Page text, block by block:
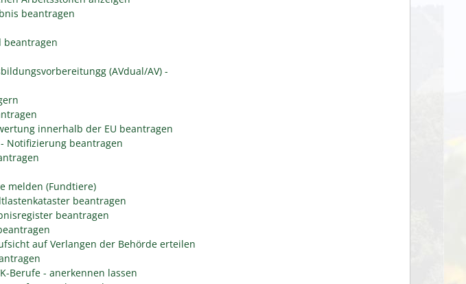
beantragen
beantragen
(AVdual/AV) -
innerhalb der EU beantragen
Notifizierung beantragen
melden (Fundtiere)
beantragen
beantragen
auf Verlangen der Behörde erteilen
Berufe - anerkennen lassen